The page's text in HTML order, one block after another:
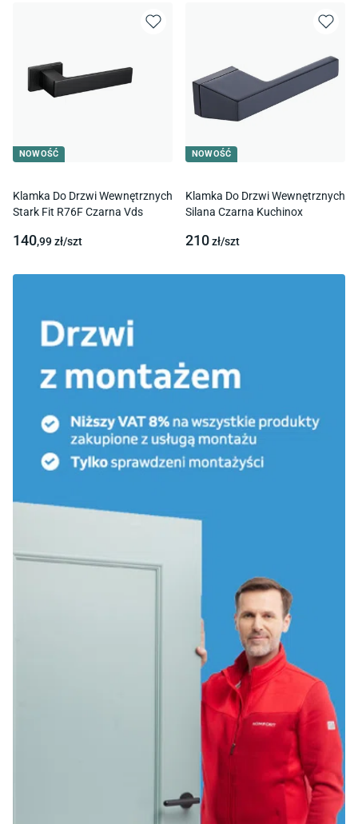
NOWOŚĆ
Klamka Do Drzwi Wewnętrznych
Stark Fit R76F Czarna Vds
140,99zł/szt
NOWOŚĆ
Klamka Do Drzwi Wewnętrznych
Silana Czarna Kuchinox
210zł/szt